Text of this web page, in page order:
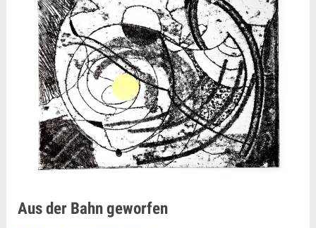
Aus der Bahn geworfen